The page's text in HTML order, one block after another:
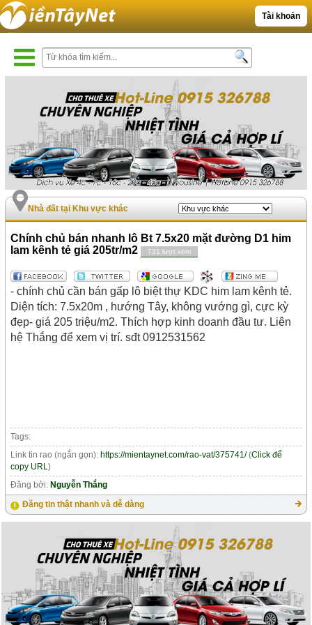
Tài khoản
Nhà đất tại Khu vực khác
Chính chủ bán nhanh lô Bt 7.5x20 mặt đường D1 him
lam kênh tẻ giá 205tr/m2
731 lượt xem
- chính chủ cần bán gấp lô biệt thự KDC him lam kênh tẻ.
Diện tích: 7.5x20m , hướng Tây, không vướng gì, cực kỳ
đẹp- giá 205 triệu/m2. Thích hợp kinh doanh đầu tư. Liên
hệ Thắng để xem vị trí. sđt 0912531562
Tags:
Link tin rao (ngắn gọn): https://mientaynet.com/rao-vat/375741/(Click để
copy URL)
Đăng bởi: Nguyễn Thắng
Đăng tin thật nhanh và dễ dàng